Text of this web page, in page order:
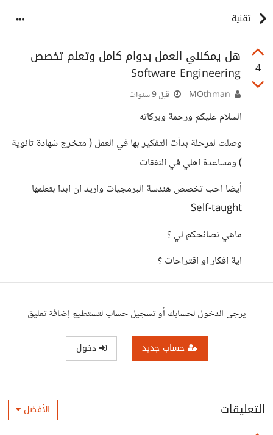
تقنية
4
هل يمكنني العمل بدوام كامل وتعلم تخصص
Software Engineering
قبل 9 سنوات
السلام عليكم ورحمة وبركاته
وصلت لمرحلة بدأت التفكير بها في العمل ( متخرج شهادة ثانوية
) ومساعدة اهلي في النفقات
أيضا احب تخصص هندسة البرمجيات واريد ان ابدا بتعلمها
Self-taught
ماهي نصائحكم لي ؟
اية افكار او اقتراحات ؟
يرجى الدخول لحسابك أو تسجيل حساب لتستطيع إضافة تعليق
حساب جديد دخول
التعليقات الأفضل